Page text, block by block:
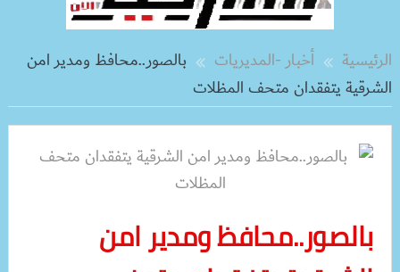
الرئيسية أخبار -المديريات
بالصور..محافظ ومدير امن
الشرقية يتفقدان متحف المظلات
بالصور..محافظ ومدير امن